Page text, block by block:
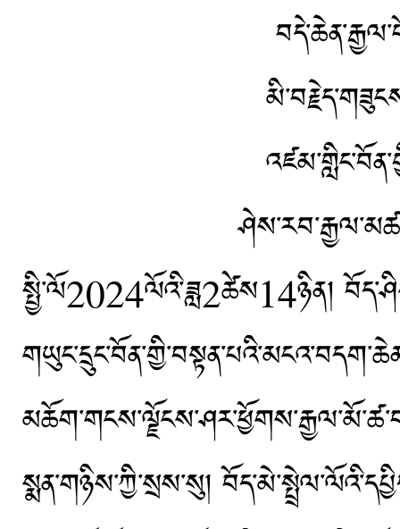
སྤྱི་ལོ2024ལོའི་ཟླ2ཚེས14ཉིན།
སྨན་གཉིས་ཀྱི་སྲས་སུ།